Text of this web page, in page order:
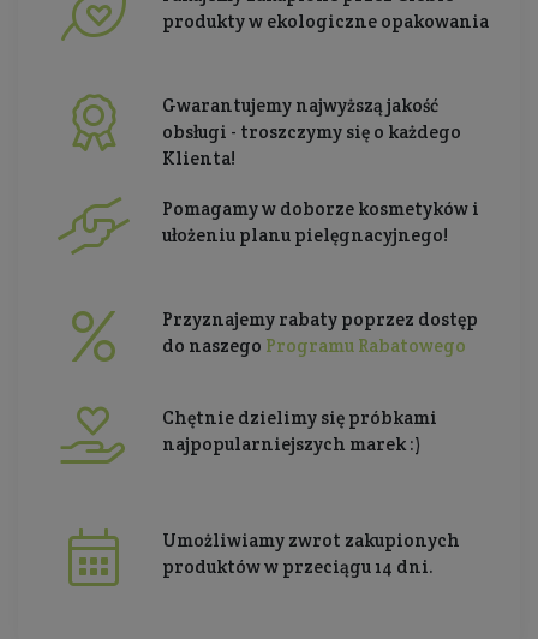
produkty w ekologiczne opakowania
Gwarantujemy najwyższą jakość
obsługi - troszczymy się o każdego
Klienta!
Pomagamy w doborze kosmetyków i
ułożeniu planu pielęgnacyjnego!
Przyznajemy rabaty poprzez dostęp
do naszego Programu Rabatowego
Chętnie dzielimy się próbkami
najpopularniejszych marek :)
Umożliwiamy zwrot zakupionych
produktów w przeciągu 14 dni.